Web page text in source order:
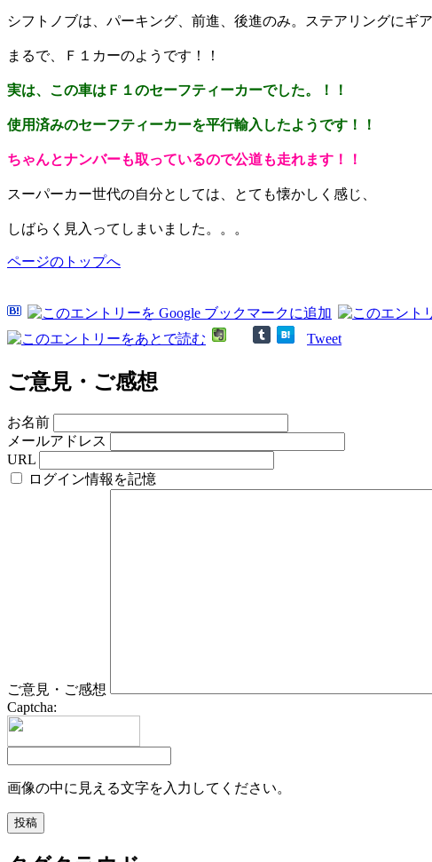
シフトノブは、パーキング、前進、後進のみ。ステアリングにギ
まるで、Ｆ１カーのようです！！
実は、この車はＦ１のセーフティーカーでした。！！
使用済みのセーフティーカーを平行輸入したようです！！
ちゃんとナンバーも取っているので公道も走れます！！
スーパーカー世代の自分としては、とても懐かしく感じ、
しばらく見入ってしまいました。。。
ページのトップへ
Tweet
ご意見・ご感想
お名前
メールアドレス
URL
ログイン情報を記憶
ご意見・ご感想
Captcha:
画像の中に見える文字を入力してください。